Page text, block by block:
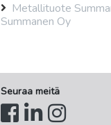
Metallituote
Summanen Oy
Seuraa meitä